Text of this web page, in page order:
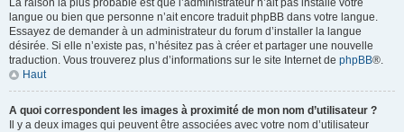
La raison la plus probable est que l’administrateur n’ait pas installé votre
langue ou bien que personne n’ait encore traduit phpBB dans votre langue.
Essayez de demander à un administrateur du forum d’installer la langue
désirée. Si elle n’existe pas, n’hésitez pas à créer et partager une nouvelle
traduction. Vous trouverez plus d’informations sur le site Internet de phpBB®.
Haut
A quoi correspondent les images à proximité de mon nom d’utilisateur ?
Il y a deux images qui peuvent être associées avec votre nom d’utilisateur